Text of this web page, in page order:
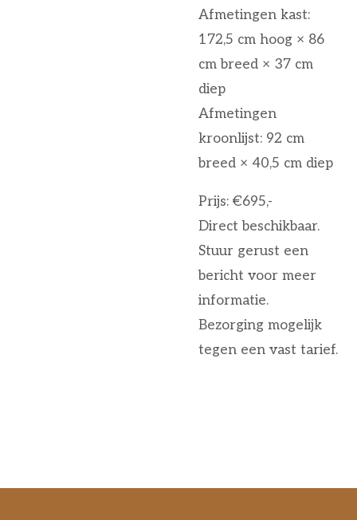
Afmetingen kast:
172,5 cm hoog × 86
cm breed × 37 cm
diep
Afmetingen
kroonlijst: 92 cm
breed × 40,5 cm diep
Prijs: €695,-
Direct beschikbaar.
Stuur gerust een
bericht voor meer
informatie.
Bezorging mogelijk
tegen een vast tarief.